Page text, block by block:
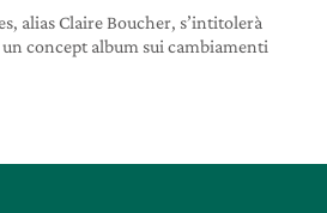
alias Claire Boucher, s’intitolerà
concept album sui cambiamenti